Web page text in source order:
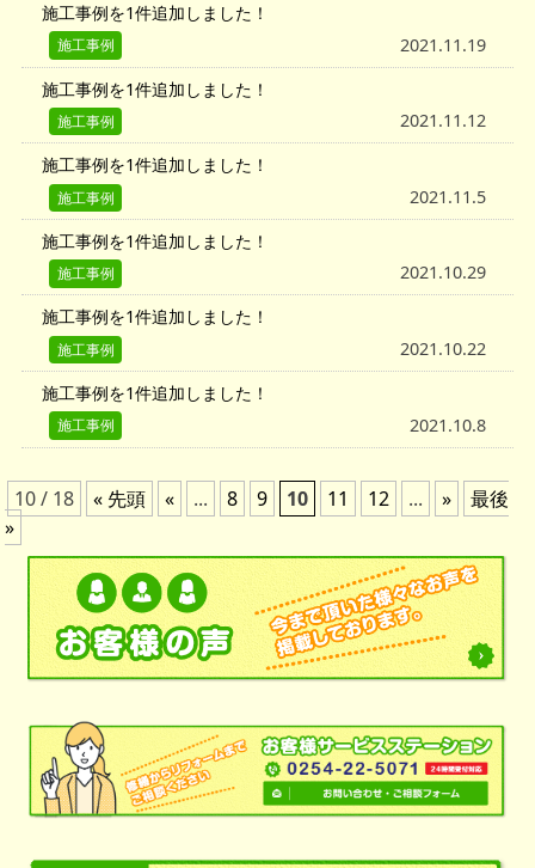
施工事例を1件追加しました！
施工事例
2021.11.19
施工事例を1件追加しました！
施工事例
2021.11.12
施工事例を1件追加しました！
施工事例
2021.11.5
施工事例を1件追加しました！
施工事例
2021.10.29
施工事例を1件追加しました！
施工事例
2021.10.22
施工事例を1件追加しました！
施工事例 2021.10.8
10 / 18 « 先頭 « ... 8 9 10 11 12 ... »
最後
»